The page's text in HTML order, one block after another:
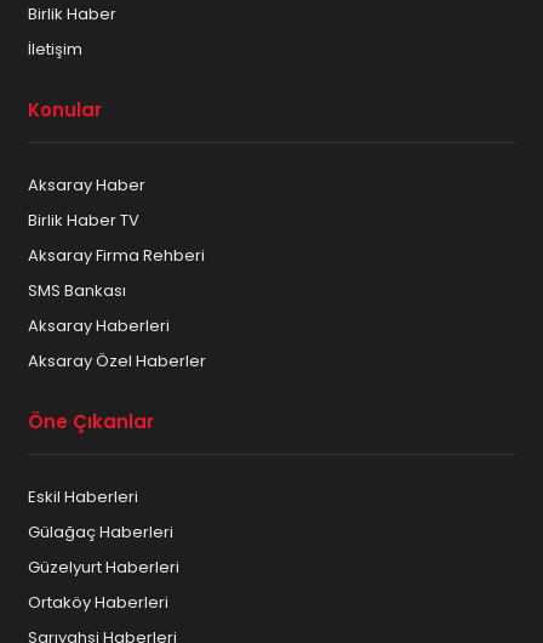
Birlik Haber
İletişim
Konular
Aksaray Haber
Birlik Haber TV
Aksaray Firma Rehberi
SMS Bankası
Aksaray Haberleri
Aksaray Özel Haberler
Öne Çıkanlar
Eskil Haberleri
Gülağaç Haberleri
Güzelyurt Haberleri
Ortaköy Haberleri
Sarıyahşi Haberleri